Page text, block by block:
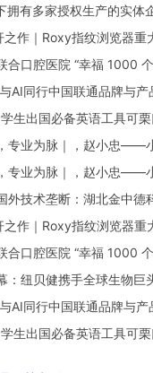
拥有多家授权生产的实体
｜Roxy指纹浏览器重大
口腔医院 “幸福 1000 个
同行中国联通品牌与产
出国必备英语工具可栗
业为脉｜，赵小忠——小
业为脉｜，赵小忠——小
技术垄断：湖北金中德
｜Roxy指纹浏览器重大
口腔医院 “幸福 1000 个
纽贝健携手全球生物巨
同行中国联通品牌与产
出国必备英语工具可栗